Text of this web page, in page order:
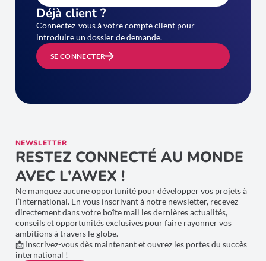
Déjà client ?
Connectez-vous à votre compte client pour
introduire un dossier de demande.
SE CONNECTER
NEWSLETTER
RESTEZ CONNECTÉ AU MONDE
AVEC L'AWEX !
Ne manquez aucune opportunité pour développer vos projets à
l’international. En vous inscrivant à notre newsletter, recevez
directement dans votre boîte mail les dernières actualités,
conseils et opportunités exclusives pour faire rayonner vos
ambitions à travers le globe.
📩 Inscrivez-vous dès maintenant et ouvrez les portes du succès
international !